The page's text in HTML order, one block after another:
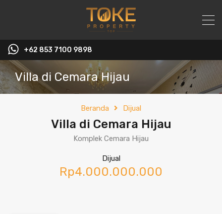
+62 853 7100 9898‬
Villa di Cemara Hijau
Beranda Dijual
Villa di Cemara Hijau
Komplek Cemara Hijau
Dijual
Rp4.000.000.000